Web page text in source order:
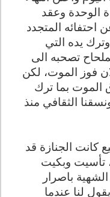
الوحدة وعقد
احتفائه المتجدد
يده التي
تصحبه الى
فوز الموت، لكن
الموت بما ترك
الثقافي منذ
كانت الجنازة قد
تأسيت وبكيت
باصرار
لنا عندما